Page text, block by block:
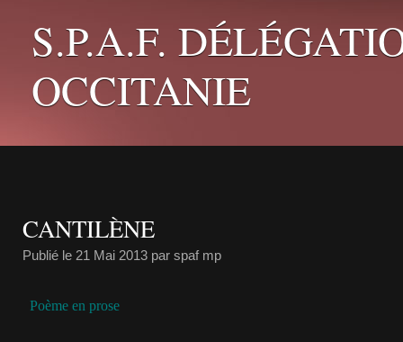
S.P.A.F.
OCCITANIE
CANTILÈNE
Publié le 21 Mai 2013 par spaf mp
Poème en prose